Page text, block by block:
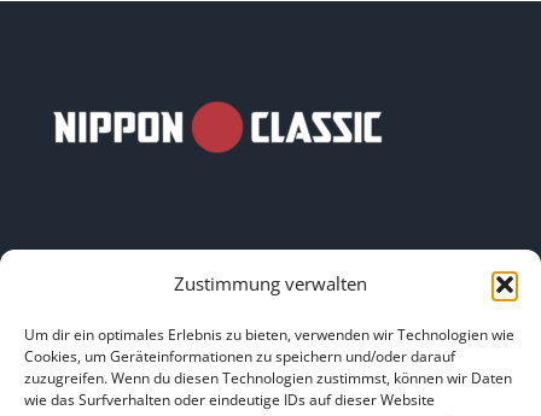
Zustimmung verwalten
Um dir ein optimales Erlebnis zu bieten, verwenden wir Technologien wie
Cookies, um Geräteinformationen zu speichern und/oder darauf
zuzugreifen. Wenn du diesen Technologien zustimmst, können wir Daten
wie das Surfverhalten oder eindeutige IDs auf dieser Website
HOME|ÜBER UNS|IMPRESSUM |DATENSCHUTZ